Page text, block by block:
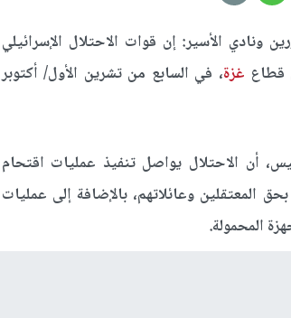
ونادي الأسير: إن قوات الاحتلال الإسرائيلي
غزة، في السابع من تشرين الأول/ أكتوبر
أن الاحتلال يواصل تنفيذ عمليات اقتحام
المعتقلين وعائلاتهم، بالإضافة إلى عمليات
المحمولة.